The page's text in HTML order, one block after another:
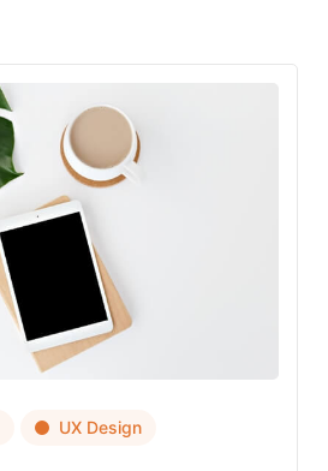
UX Design